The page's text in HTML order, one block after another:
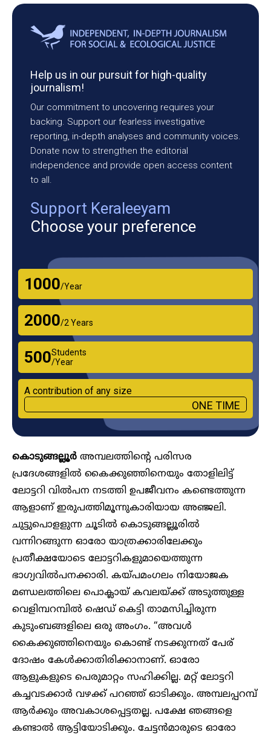
Help us in our pursuit for high-quality
journalism!
Our commitment to uncovering requires your
backing. Support our fearless investigative
reporting, in-depth analyses and community voices.
Donate now to strengthen the editorial
independence and provide open access content
to all.
Support Keraleeyam
Choose your preference
₹1000/Year
₹2000/2 Years
₹500Students
/Year
A contribution of any size
ONE TIME
കൊടുങ്ങല്ലൂർ അമ്പലത്തിന്റെ പരിസര
പ്രദേശങ്ങളിൽ കൈക്കുഞ്ഞിനെയും തോളിലിട്ട്
ലോട്ടറി വിൽപന നടത്തി ഉപജീവനം കണ്ടെത്തുന്ന
ആളാണ് ഇരുപത്തിമൂന്നുകാരിയായ അഞ്ജലി.
ചുട്ടുപൊളളുന്ന ചൂടിൽ കൊടുങ്ങല്ലൂരിൽ
വന്നിറങ്ങുന്ന ഓരോ യാത്രക്കാരിലേക്കും
പ്രതീക്ഷയോടെ ലോട്ടറികളുമായെത്തുന്ന
ഭാഗ്യവിൽപനക്കാരി. കയ്പമംഗലം നിയോജക
മണ്ഡലത്തിലെ പൊക്ലായ് കവലയ്ക്ക് അടുത്തുള്ള
വെളിമ്പറമ്പിൽ ഷെഡ് കെട്ടി താമസിച്ചിരുന്ന
കുടുംബങ്ങളിലെ ഒരു അംഗം. “അവൾ
കൈക്കുഞ്ഞിനെയും കൊണ്ട് നടക്കുന്നത് പേര്
ദോഷം കേൾക്കാതിരിക്കാനാണ്. ഓരോ
ആളുകളുടെ പെരുമാറ്റം സഹിക്കില്ല. മറ്റ് ലോട്ടറി
കച്ചവടക്കാർ വഴക്ക് പറഞ്ഞ് ഓടിക്കും. അമ്പലപ്പറമ്പ്
ആർക്കും അവകാശപ്പെട്ടതല്ല. പക്ഷേ ഞങ്ങളെ
കണ്ടാൽ ആട്ടിയോടിക്കും. ചേട്ടൻമാരുടെ ഓരോ